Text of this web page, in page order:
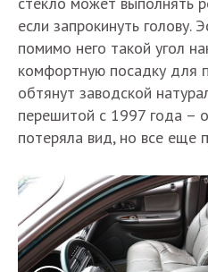
если запрокинуть голову.
помимо него такой угол
комфортную посадку для
обтянут заводской
перешитой с 1997 года –
потеряла вид, но все еще